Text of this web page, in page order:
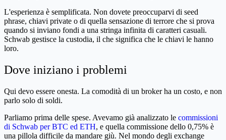
L'esperienza è semplificata. Non dovete preoccuparvi di seed
phrase, chiavi private o di quella sensazione di terrore che si prova
quando si inviano fondi a una stringa infinita di caratteri casuali.
Schwab gestisce la custodia, il che significa che le chiavi le hanno
loro.
Dove iniziano i problemi
Qui devo essere onesta. La comodità di un broker ha un costo, e non
parlo solo di soldi.
Parliamo prima delle spese. Avevamo già analizzato le commissioni
di Schwab per BTC ed ETH, e quella commissione dello 0,75% è
una pillola difficile da mandare giù. Nel mondo degli exchange